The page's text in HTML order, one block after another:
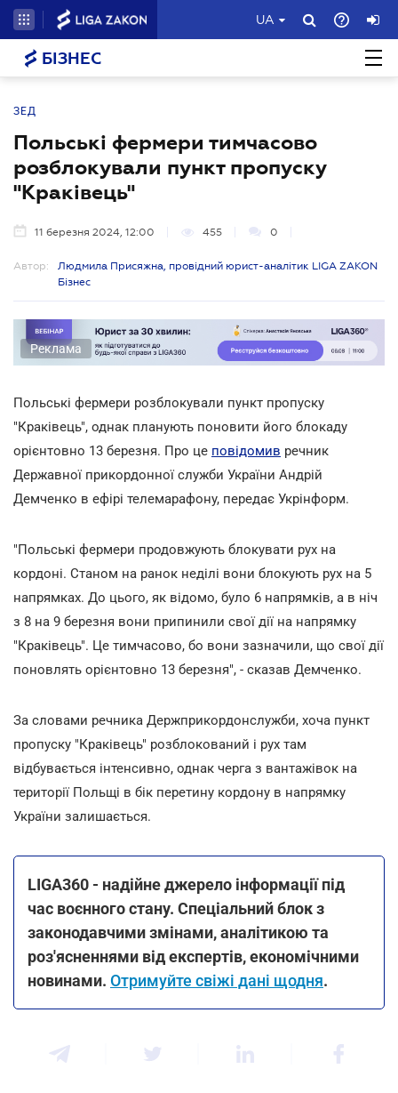
UA
БІЗНЕС
ЗЕД
Польські фермери тимчасово
розблокували пункт пропуску
"Краківець"
11 березня 2024, 12:00 455 0
Автор:
Людмила Присяжна, провідний юрист-аналітик LIGA ZAKON
Бізнес
Реклама
Польські фермери розблокували пункт пропуску
"Краківець", однак планують поновити його блокаду
орієнтовно 13 березня. Про це повідомив речник
Державної прикордонної служби України Андрій
Демченко в ефірі телемарафону, передає Укрінформ.
"Польські фермери продовжують блокувати рух на
кордоні. Станом на ранок неділі вони блокують рух на 5
напрямках. До цього, як відомо, було 6 напрямків, а в ніч
з 8 на 9 березня вони припинили свої дії на напрямку
"Краківець". Це тимчасово, бо вони зазначили, що свої дії
поновлять орієнтовно 13 березня", - сказав Демченко.
За словами речника Держприкордонслужби, хоча пункт
пропуску "Краківець" розблокований і рух там
відбувається інтенсивно, однак черга з вантажівок на
території Польщі в бік перетину кордону в напрямку
України залишається.
LIGA360 - надійне джерело інформації під
час воєнного стану. Спеціальний блок з
законодавчими змінами, аналітикою та
роз'ясненнями від експертів, економічними
новинами. Отримуйте свіжі дані щодня.